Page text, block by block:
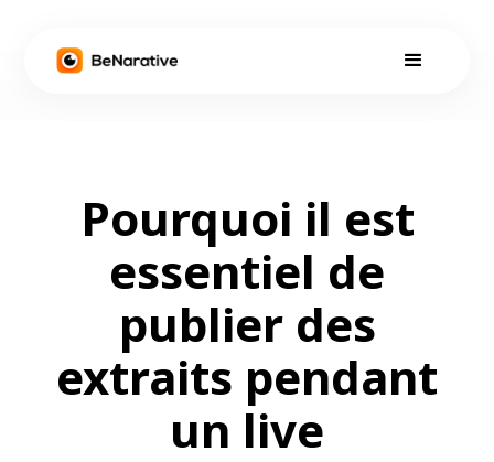
Pourquoi il est
essentiel de
publier des
extraits pendant
un live